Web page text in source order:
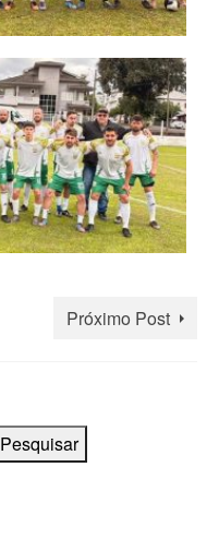
Próximo Post
Pesquisar